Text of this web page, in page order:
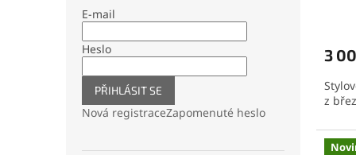
E-mail
Heslo
PŘIHLÁSIT SE
Nová registraceZapomenuté heslo
3
z